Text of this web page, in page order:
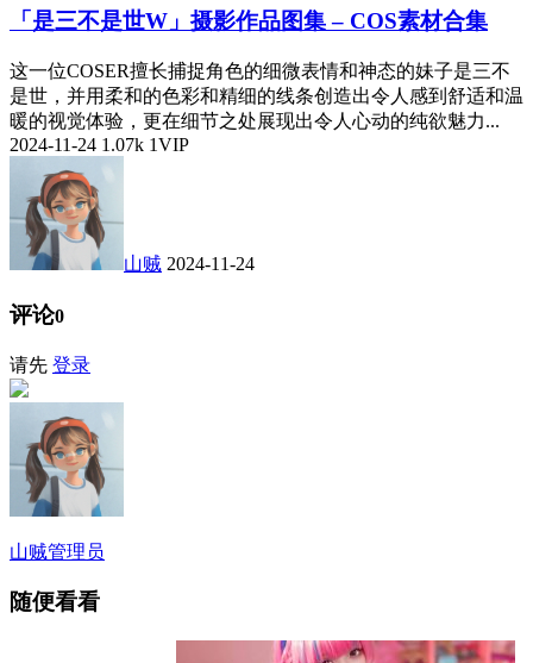
「是三不是世W」摄影作品图集 – COS素材合集
这一位COSER擅长捕捉角色的细微表情和神态的妹子是三不
是世，并用柔和的色彩和精细的线条创造出令人感到舒适和温
暖的视觉体验，更在细节之处展现出令人心动的纯欲魅力...
2024-11-24 1.07k 1VIP
山贼 2024-11-24
评论0
请先 登录
山贼管理员
随便看看